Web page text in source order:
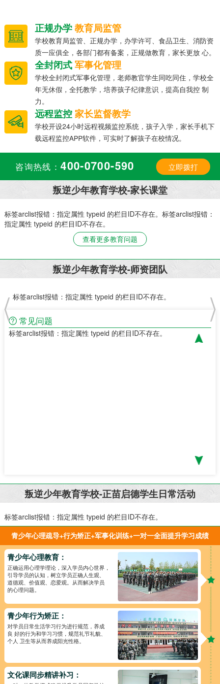
正规办学教育局监管
学校教育局监管、正规办学，办学许可、食品卫生、消防资
质一应俱全，各部门都有备案，正规做教育，家长更放 心。
全封闭式军事化管理
学校全封闭式军事化管理，老师教官学生同吃同住，学校全
年无休假，全托教学，培养孩子纪律意识，提高自我控 制
力。
远程监控家长监督教学
学校开设24小时远程视频监控系统，孩子入学，家长手机下
载远程监控APP软件，可实时了解孩子在校情况。
咨询热线：400-0700-590 立即拨打
叛逆少年教育学校-家长课堂
标签arclist报错：指定属性 typeid 的栏目ID不存在。标签arclist报错：
指定属性 typeid 的栏目ID不存在。
查看更多教育问题
叛逆少年教育学校-师资团队
标签arclist报错：指定属性 typeid 的栏目ID不存在。 标
常见问题
标签arclist报错：指定属性 typeid 的栏目ID不存在。
叛逆少年教育学校-正苗启德学生日常活动
标签arclist报错：指定属性 typeid 的栏目ID不存在。
青少年心理疏导+行为矫正+军事化训练+一对一全面提升学习成绩
青少年心理教育：
正确运用心理学理论，深入学员内心世界，
引导学员的认知，树立学员正确人生观、
道德观、价值观、恋爱观。从而解决学员
的心理问题。
青少年行为矫正：
对学员日常生活学习行为进行规范，养成
良 好的行为和学习习惯，规范礼节礼貌、
个人 卫生等从而养成阳光性格。
文化课同步精讲补习：